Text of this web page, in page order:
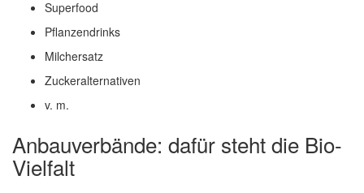
Superfood
Pflanzendrinks
Milchersatz
Zuckeralternativen
v. m.
Anbauverbände: dafür steht die Bio-
Vielfalt